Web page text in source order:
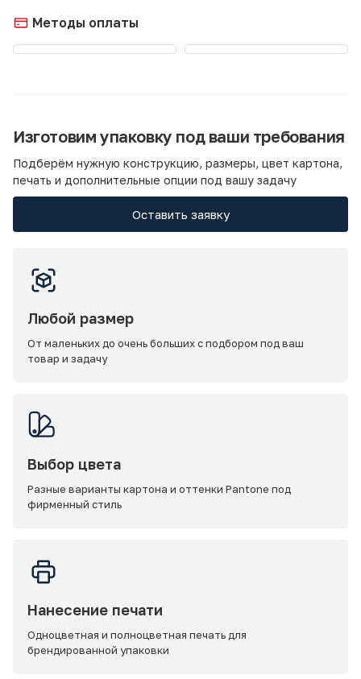
Методы оплаты
Изготовим упаковку под ваши требования
Подберём нужную конструкцию, размеры, цвет картона,
печать и дополнительные опции под вашу задачу
Оставить заявку
Любой размер
От маленьких до очень больших с подбором под ваш
товар и задачу
Выбор цвета
Разные варианты картона и оттенки Pantone под
фирменный стиль
Нанесение печати
Одноцветная и полноцветная печать для
брендированной упаковки